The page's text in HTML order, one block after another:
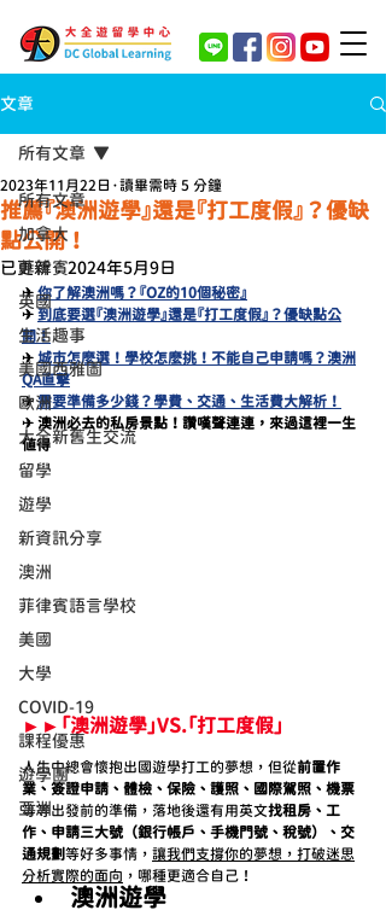
文章
所有文章
加拿大
菲律賓
英國
生活趣事
美國西雅圖
歐洲
大全新舊生交流
留學
遊學
新資訊分享
澳洲
菲律賓語言學校
美國
大學
COVID-19
課程優惠
遊學團
亞洲
所有文章
推薦『澳洲遊學』還是『打工度假』？優缺
點公開！
2023年11月22日 讀畢需時 5 分鐘
已更新：2024年5月9日
✈ 你了解澳洲嗎？『OZ的10個秘密』
✈ 到底要選『澳洲遊學』還是『打工度假』？優缺點公
開！
✈ 城市怎麼選！學校怎麼挑！不能自己申請嗎？澳洲
QA直擊
✈ 需要準備多少錢？學費、交通、生活費大解析！
✈ 澳洲必去的私房景點！讚嘆聲連連，來過這裡一生
值得
►►「澳洲遊學」VS.「打工度假」
人生中總會懷抱出國遊學打工的夢想，但從前置作
業、簽證申請、體檢、保險、護照、國際駕照、機票
等等出發前的準備，落地後還有用英文找租房、工
作、申請三大號（銀行帳戶、手機門號、稅號）、交
通規劃等好多事情， 讓我們支撐你的夢想，打破迷思
分析實際的面向 ，哪種更適合自己！
澳洲遊學